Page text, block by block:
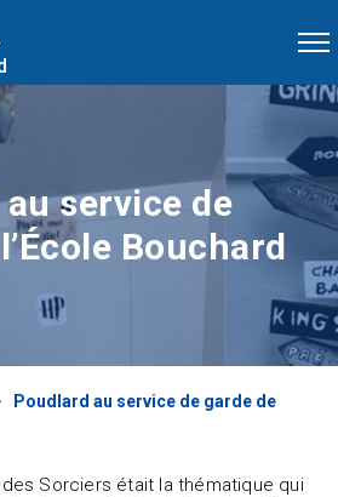
service de
Bouchard
Poudlard au service de garde de
des Sorciers était la thématique qui